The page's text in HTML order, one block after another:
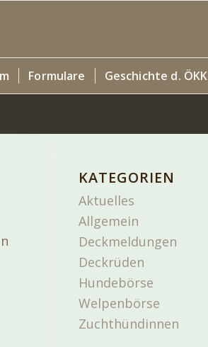
Formulare Geschichte d. ÖKK
KATEGORIEN
Aktuelles
Allgemein
Deckmeldungen
Deckrüden
Hundebörse
Welpenbörse
Zuchthündinnen